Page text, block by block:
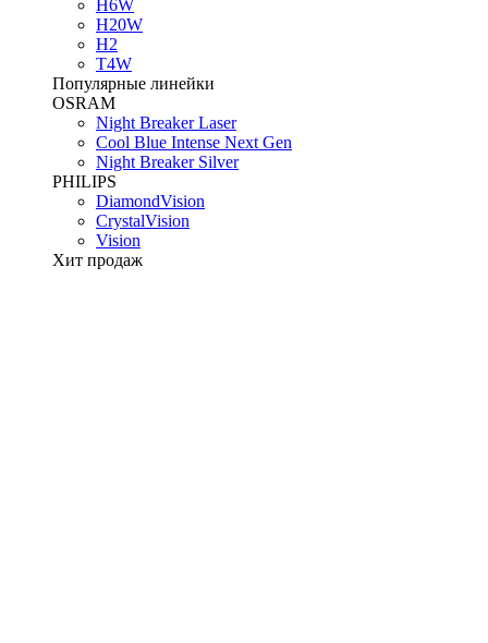
H6W
H20W
H2
T4W
Популярные линейки
OSRAM
Night Breaker Laser
Cool Blue Intense Next Gen
Night Breaker Silver
PHILIPS
DiamondVision
CrystalVision
Vision
Хит продаж